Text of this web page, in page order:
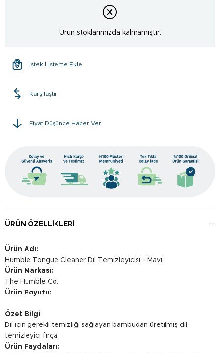
Ürün stoklarımızda kalmamıştır.
İstek Listeme Ekle
Karşılaştır
Fiyat Düşünce Haber Ver
ÜRÜN ÖZELLIKLERI
Ürün Adı:
Humble Tongue Cleaner Dil Temizleyicisi - Mavi
Ürün Markası:
The Humble Co.
Ürün Boyutu:
Özet Bilgi
Dil için gerekli temizliği sağlayan bambudan üretilmiş dil
temizleyici fırça.
Ürün Faydaları: